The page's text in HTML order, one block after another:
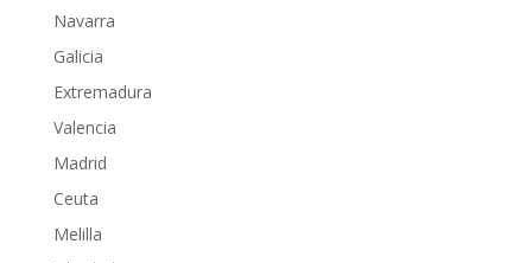
Navarra
Galicia
Extremadura
Valencia
Madrid
Ceuta
Melilla